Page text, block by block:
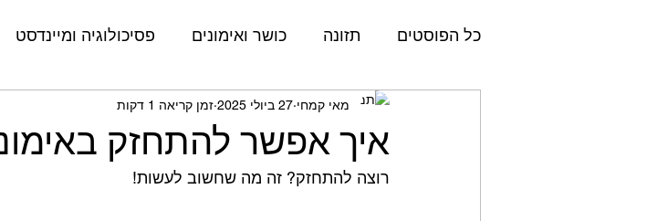
כל הפוסטים תזונה כושר ואימונים פסיכולוגיה ומיינדסט
מאמני כושר חשיבה ביקורתית ומחקרים
איך אפשר להתחזק
מאי קמחי 27 ביולי 2025 זמן קריאה 1 דקות
רוצה להתחזק? זה מה שחשוב לעשות!